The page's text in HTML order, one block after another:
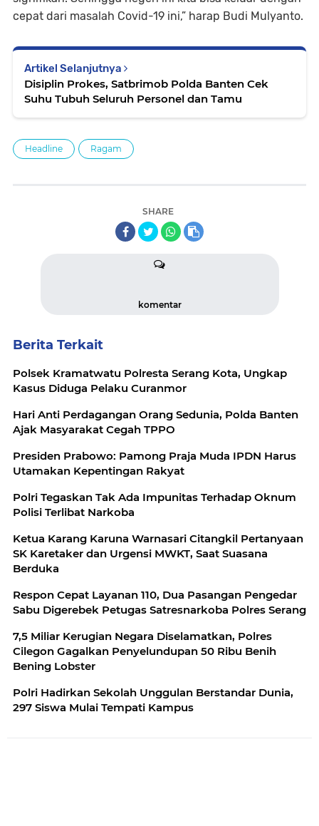
cepat dari masalah Covid-19 ini,” harap Budi Mulyanto.
Artikel Selanjutnya
Disiplin Prokes, Satbrimob Polda Banten Cek
Suhu Tubuh Seluruh Personel dan Tamu
Headline Ragam
SHARE
komentar
Berita Terkait
Polsek Kramatwatu Polresta Serang Kota, Ungkap
Kasus Diduga Pelaku Curanmor
Hari Anti Perdagangan Orang Sedunia, Polda Banten
Ajak Masyarakat Cegah TPPO
Presiden Prabowo: Pamong Praja Muda IPDN Harus
Utamakan Kepentingan Rakyat
Polri Tegaskan Tak Ada Impunitas Terhadap Oknum
Polisi Terlibat Narkoba
Ketua Karang Karuna Warnasari Citangkil Pertanyaan
SK Karetaker dan Urgensi MWKT, Saat Suasana
Berduka
Respon Cepat Layanan 110, Dua Pasangan Pengedar
Sabu Digerebek Petugas Satresnarkoba Polres Serang
7,5 Miliar Kerugian Negara Diselamatkan, Polres
Cilegon Gagalkan Penyelundupan 50 Ribu Benih
Bening Lobster
Polri Hadirkan Sekolah Unggulan Berstandar Dunia,
297 Siswa Mulai Tempati Kampus